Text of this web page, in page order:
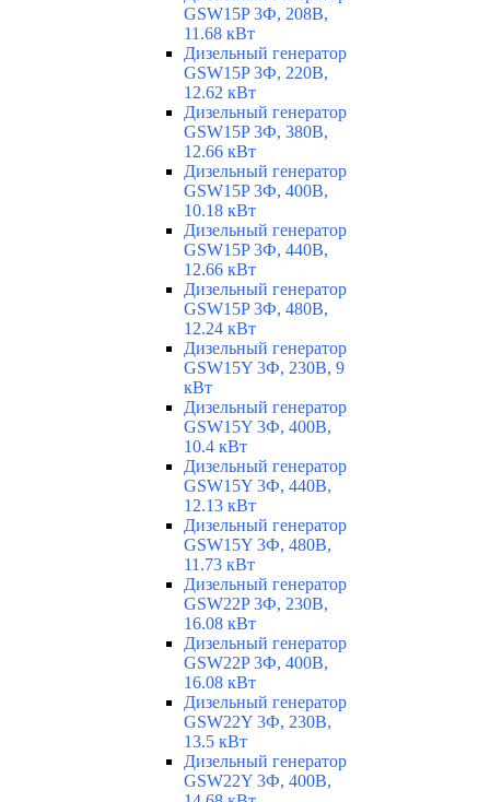
GSW15P 3Ф, 208В,
11.68 кВт
Дизельный генератор
GSW15P 3Ф, 220В,
12.62 кВт
Дизельный генератор
GSW15P 3Ф, 380В,
12.66 кВт
Дизельный генератор
GSW15P 3Ф, 400В,
10.18 кВт
Дизельный генератор
GSW15P 3Ф, 440В,
12.66 кВт
Дизельный генератор
GSW15P 3Ф, 480В,
12.24 кВт
Дизельный генератор
GSW15Y 3Ф, 230В, 9
кВт
Дизельный генератор
GSW15Y 3Ф, 400В,
10.4 кВт
Дизельный генератор
GSW15Y 3Ф, 440В,
12.13 кВт
Дизельный генератор
GSW15Y 3Ф, 480В,
11.73 кВт
Дизельный генератор
GSW22P 3Ф, 230В,
16.08 кВт
Дизельный генератор
GSW22P 3Ф, 400В,
16.08 кВт
Дизельный генератор
GSW22Y 3Ф, 230В,
13.5 кВт
Дизельный генератор
GSW22Y 3Ф, 400В,